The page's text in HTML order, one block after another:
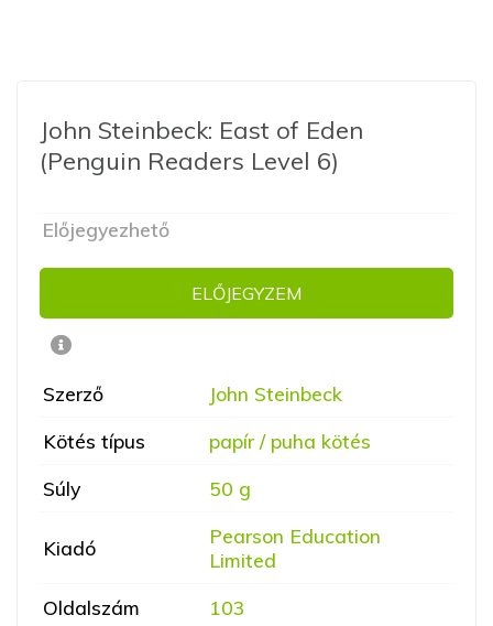
John Steinbeck: East of Eden
(Penguin Readers Level 6)
Előjegyezhető
ELŐJEGYZEM
Szerző
John Steinbeck
Kötés típus
papír / puha kötés
Súly
50 g
Kiadó
Pearson Education
Limited
Oldalszám
103